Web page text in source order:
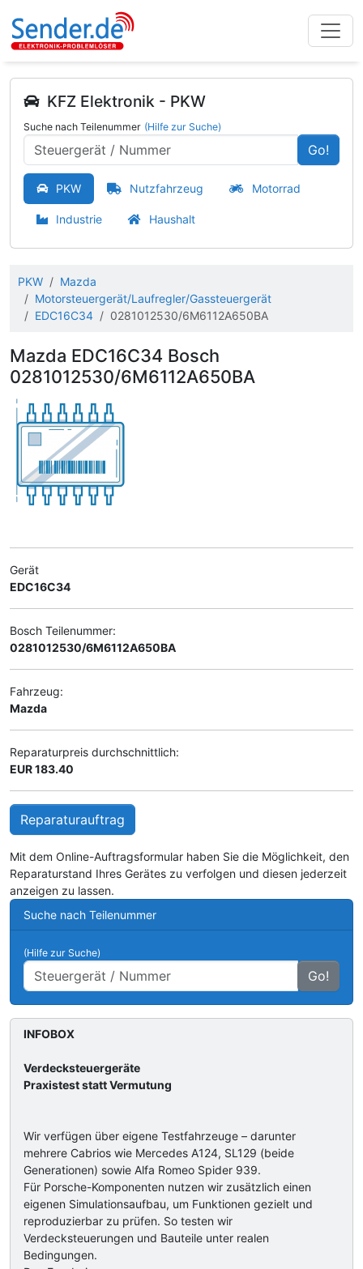
KFZ Elektronik - PKW
Suche nach Teilenummer (Hilfe zur Suche)
Go!
PKW Nutzfahrzeug Motorrad
Industrie Haushalt
PKW
Mazda
Motorsteuergerät/Laufregler/Gassteuergerät
EDC16C34
0281012530/6M6112A650BA
Mazda EDC16C34 Bosch
0281012530/6M6112A650BA
Gerät
EDC16C34
Bosch Teilenummer:
0281012530/6M6112A650BA
Fahrzeug:
Mazda
Reparaturpreis durchschnittlich:
EUR 183.40
Reparaturauftrag
Mit dem Online-Auftragsformular haben Sie die Möglichkeit, den
Reparaturstand Ihres Gerätes zu verfolgen und diesen jederzeit
anzeigen zu lassen.
Suche nach Teilenummer
(Hilfe zur Suche)
Go!
INFOBOX
Verdecksteuergeräte
Praxistest statt Vermutung
Wir verfügen über eigene Testfahrzeuge – darunter
mehrere Cabrios wie Mercedes A124, SL129 (beide
Generationen) sowie Alfa Romeo Spider 939.
Für Porsche-Komponenten nutzen wir zusätzlich einen
eigenen Simulationsaufbau, um Funktionen gezielt und
reproduzierbar zu prüfen. So testen wir
Verdecksteuerungen und Bauteile unter realen
Bedingungen.